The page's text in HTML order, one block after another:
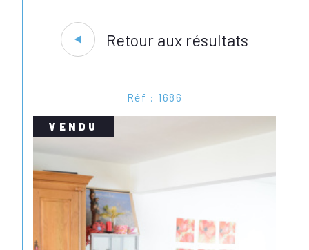
Retour aux résultats
Réf : 1686
VENDU